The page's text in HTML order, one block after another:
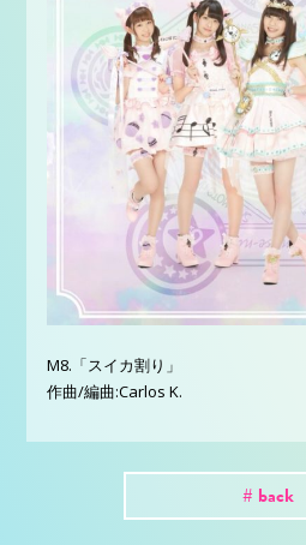
M8.「スイカ割り」
作曲/編曲:Carlos K.
# back